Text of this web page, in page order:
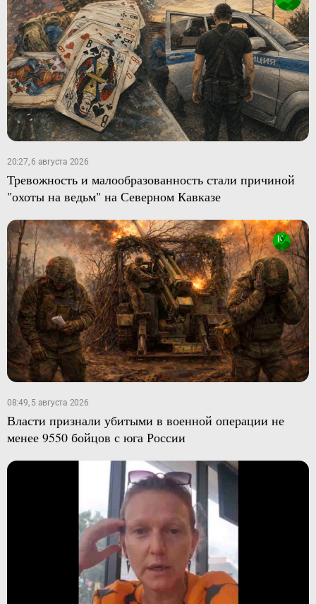
20:27, 6 августа 2026
Тревожность и малообразованность стали причиной
"охоты на ведьм" на Северном Кавказе
08:49, 5 августа 2026
Власти признали убитыми в военной операции не
менее 9550 бойцов с юга России